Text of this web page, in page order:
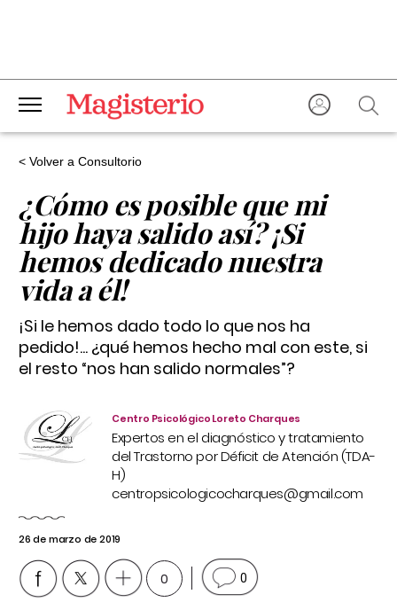
< Volver a Consultorio
¿Cómo es posible que mi
hijo haya salido así? ¡Si
hemos dedicado nuestra
vida a él!
¡Si le hemos dado todo lo que nos ha
pedido!... ¿qué hemos hecho mal con este, si
el resto “nos han salido normales”?
Centro Psicológico Loreto Charques
Expertos en el diagnóstico y tratamiento
del Trastorno por Déficit de Atención (TDA-
H)
centropsicologicocharques@gmail.com
26 de marzo de 2019
0 0